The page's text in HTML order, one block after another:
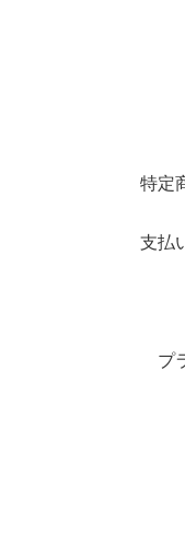
特定
支払
プ